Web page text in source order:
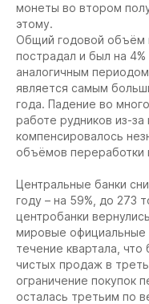
монеты во втором
этому.
Общий годовой объём
пострадал и был на
аналогичным
является самым
года. Падение во
работе рудников из-за
компенсировалось
объёмов переработки
Центральные банки
году – на 59%, до 273
центробанки
мировые официальные
течение квартала,
чистых продаж в
ограничение покупок
осталась третьим по